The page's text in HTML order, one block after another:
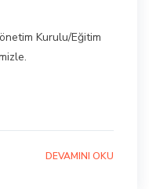
Kurulu/Eğitim
DEVAMINI OKU